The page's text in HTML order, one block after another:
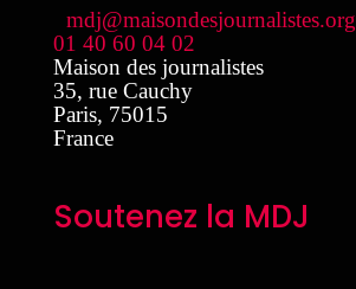
mdj@maisondesjournalistes.org
01 40 60 04 02
Maison des journalistes
35, rue Cauchy
Paris, 75015
France
Soutenez la MDJ